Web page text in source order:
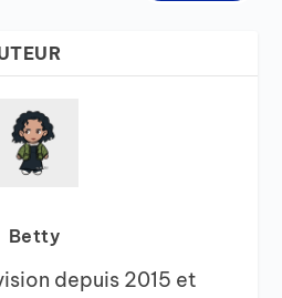
Betty
depuis 2015 et